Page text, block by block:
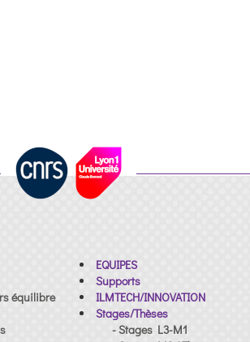
équilibre
EQUIPES
Supports
ILMTECH/INNOVATION
Stages/Thèses
- Stages L3-M1